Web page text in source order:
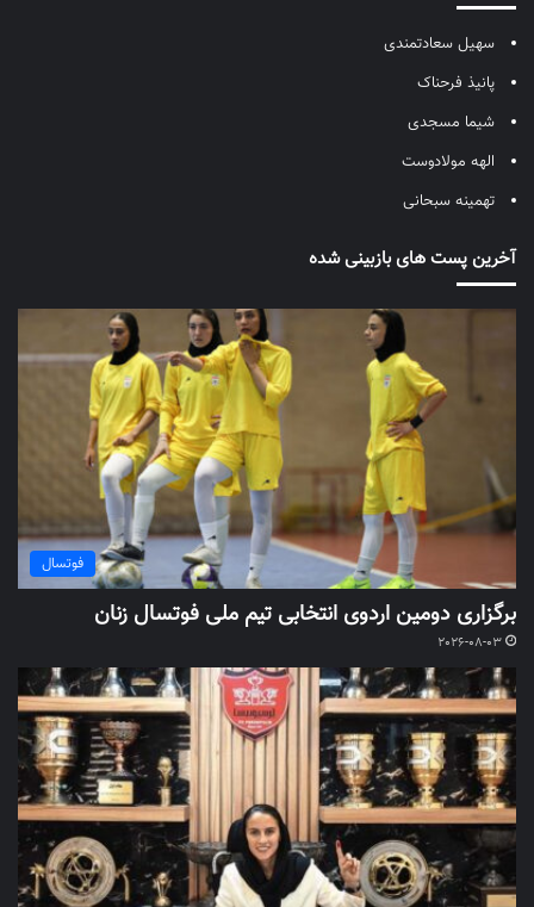
سهیل سعادتمندی
پانیذ فرحناک
شیما مسجدی
الهه مولادوست
تهمینه سبحانی
آخرین پست های بازبینی شده
فوتسال
برگزاری دومین اردوی انتخابی تیم ملی فوتسال زنان
2026-08-03